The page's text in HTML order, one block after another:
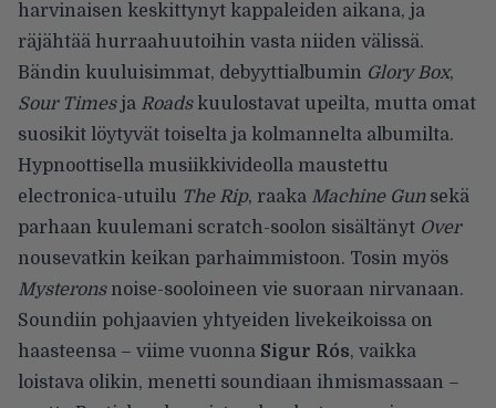
harvinaisen keskittynyt kappaleiden aikana, ja
räjähtää hurraahuutoihin vasta niiden välissä.
Bändin kuuluisimmat, debyyttialbumin Glory Box,
Sour Timesja Roadskuulostavat upeilta, mutta omat
suosikit löytyvät toiselta ja kolmannelta albumilta.
Hypnoottisella musiikkivideolla maustettu
electronica-utuilu The Rip, raaka Machine Gunsekä
parhaan kuulemani scratch-soolon sisältänyt Over
nousevatkin keikan parhaimmistoon. Tosin myös
Mysteronsnoise-sooloineen vie suoraan nirvanaan.
Soundiin pohjaavien yhtyeiden livekeikoissa on
haasteensa – viime vuonna Sigur Rós, vaikka
loistava olikin, menetti soundiaan ihmismassaan –